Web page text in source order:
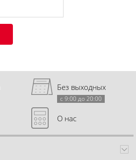
Без выходных
с 9:00 до 20:00
О нас